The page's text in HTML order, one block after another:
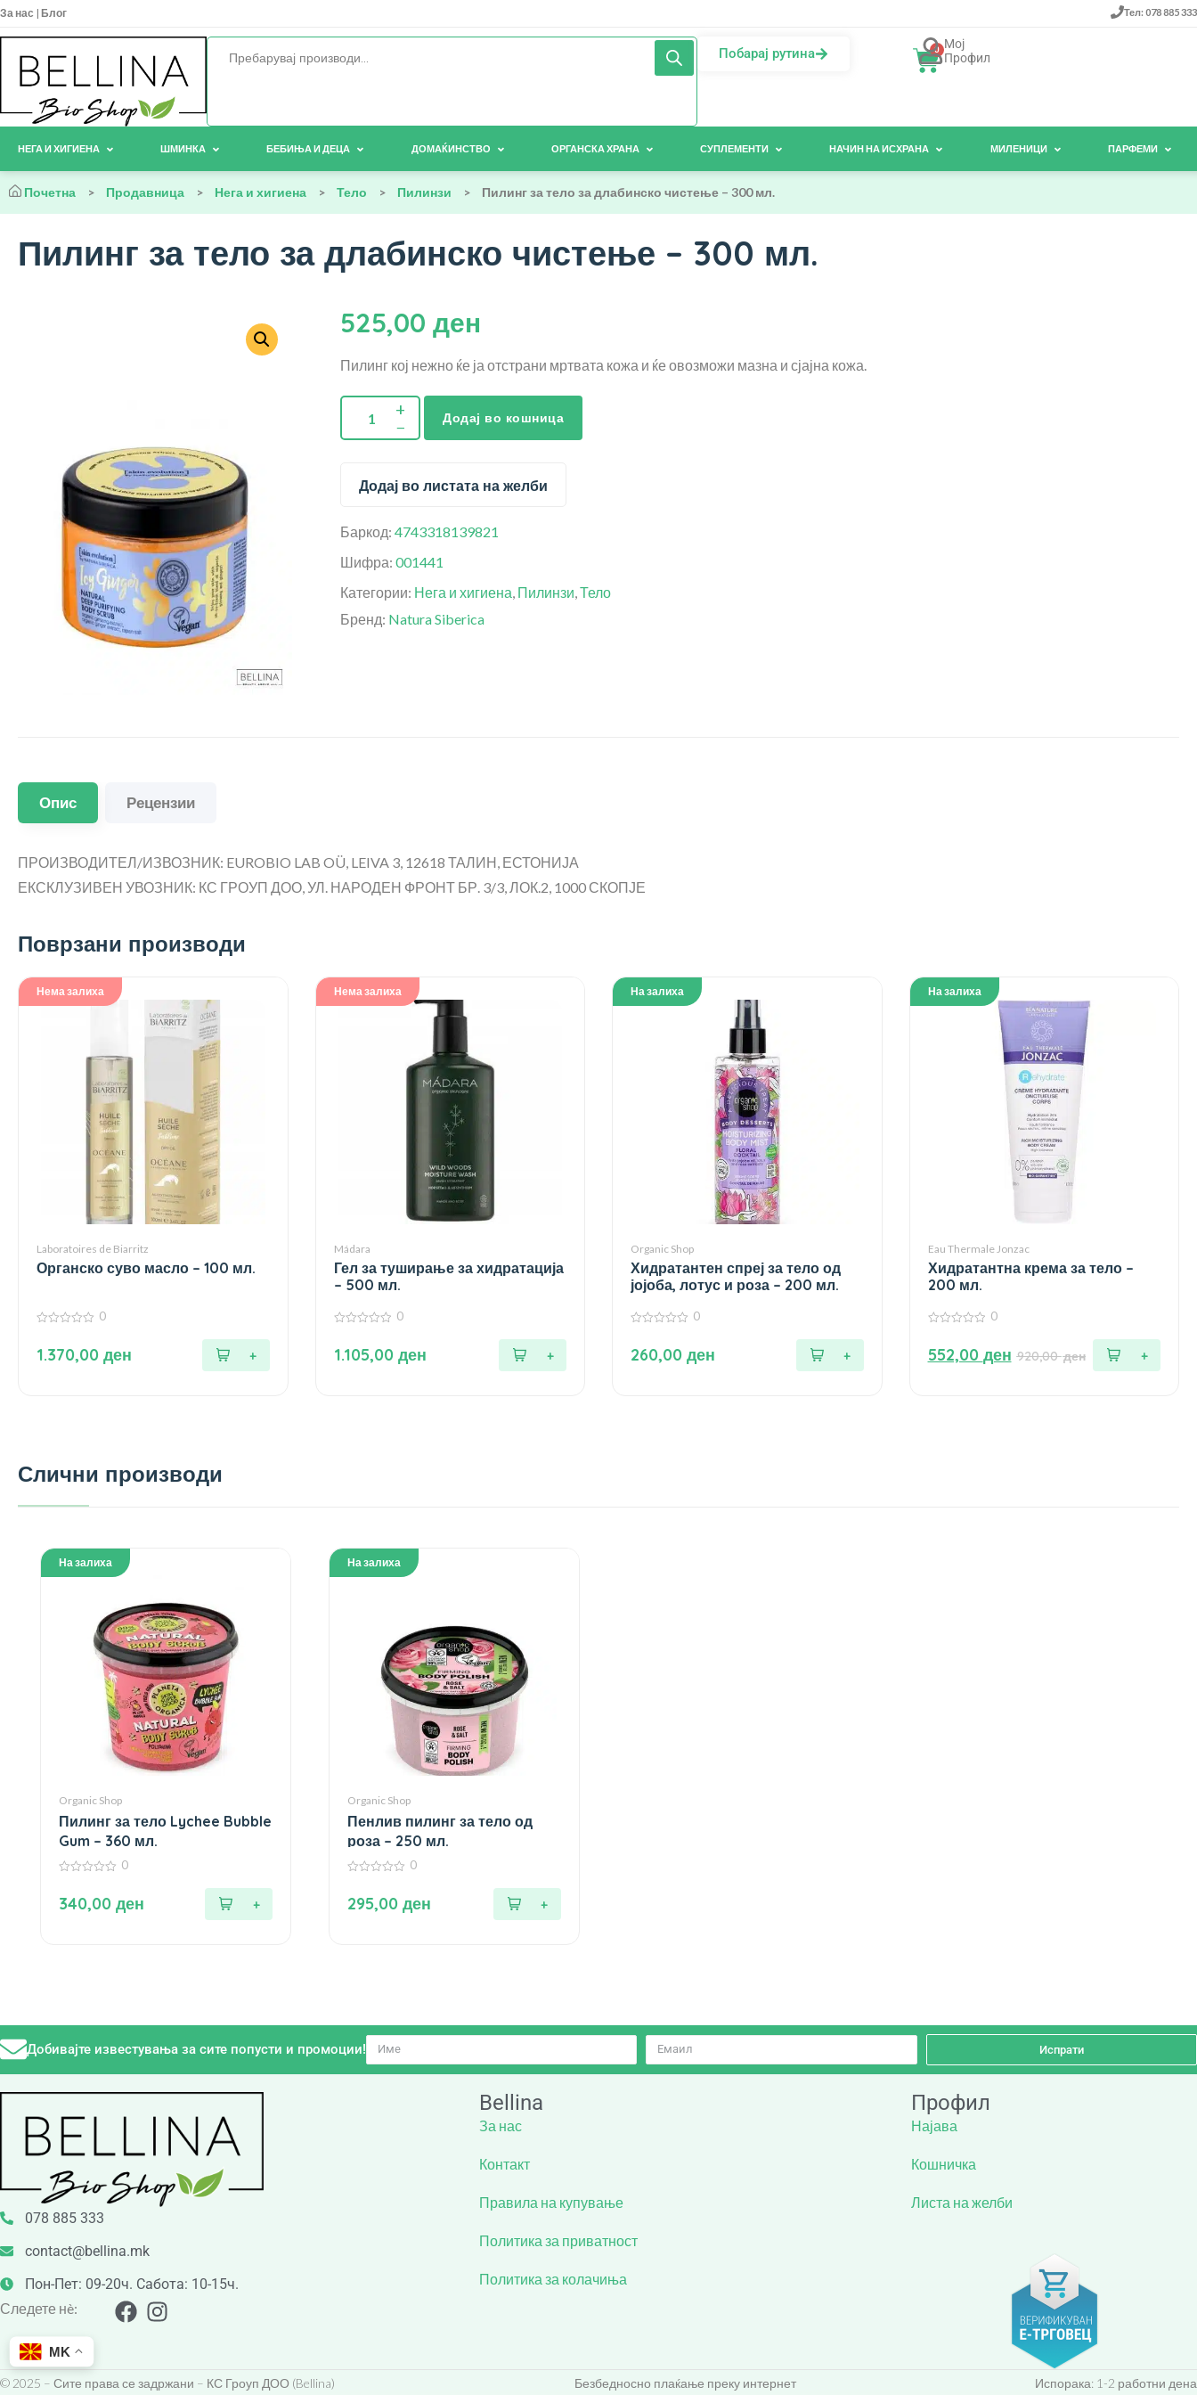
За нас | Блог Тел: 078 885 333
Побарај рутина 0 Мој
Профил
НЕГА И ХИГИЕНА ШМИНКА БЕБИЊА И ДЕЦА ДОМАЌИНСТВО ОРГАНСКА ХРАНА СУПЛЕМЕНТИ НАЧИН НА ИСХРАНА МИЛЕНИЦИ ПАРФЕМИ
Почетна > Продавница > Нега и хигиена > Тело > Пилинзи > Пилинг за тело за длабинско чистење – 300 мл.
Пилинг за тело за длабинско чистење – 300 мл.
525,00 ден
Пилинг кој нежно ќе ја отстрани мртвата кожа и ќе овозможи мазна и сјајна кожа.
Додај во кошница
Додај во листата на желби
Баркод: 4743318139821
Шифра: 001441
Категории: Нега и хигиена, Пилинзи,Тело
Бренд: Natura Siberica
Опис Рецензии
ПРОИЗВОДИТЕЛ/ИЗВОЗНИК: EUROBIO LAB OÜ, LEIVA 3, 12618 ТАЛИН, ЕСТОНИЈА
ЕКСКЛУЗИВЕН УВОЗНИК: КС ГРОУП ДОО, УЛ. НАРОДЕН ФРОНТ БР. 3/3, ЛОК.2, 1000 СКОПЈЕ
Поврзани производи
Нема залиха
Laboratoires de Biarritz
Органско суво масло – 100 мл.
5
0
1.370,00 ден
Нема залиха
Mádara
Гел за туширање за хидратација
– 500 мл.
5
0
1.105,00 ден
На залиха
Organic Shop
Хидратантен спреј за тело од
јојоба, лотус и роза – 200 мл.
5
0
260,00 ден
На залиха
Eau Thermale Jonzac
Хидратантна крема за тело –
200 мл.
5
0
920,00ден
552,00 ден
Слични производи
На залиха
Organic Shop
Пилинг за тело Lychee Bubble
Gum – 360 мл.
5
0
340,00ден
На залиха
Organic Shop
Пенлив пилинг за тело од
роза – 250 мл.
5
0
295,00ден
Добивајте известувања за сите попусти и промоции! Испрати
078 885 333
contact@bellina.mk
Пон-Пет: 09-20ч. Сабота: 10-15ч.
Следете нè:
Bellina
За нас
Контакт
Правила на купување
Политика за приватност
Политика за колачиња
Профил
Најава
Кошничка
Листа на желби
© 2025 – Сите права се задржани – КС Гроуп ДОО (Bellina) Безбедносно плаќање преку интернет Испорака: 1-2 работни дена
MK